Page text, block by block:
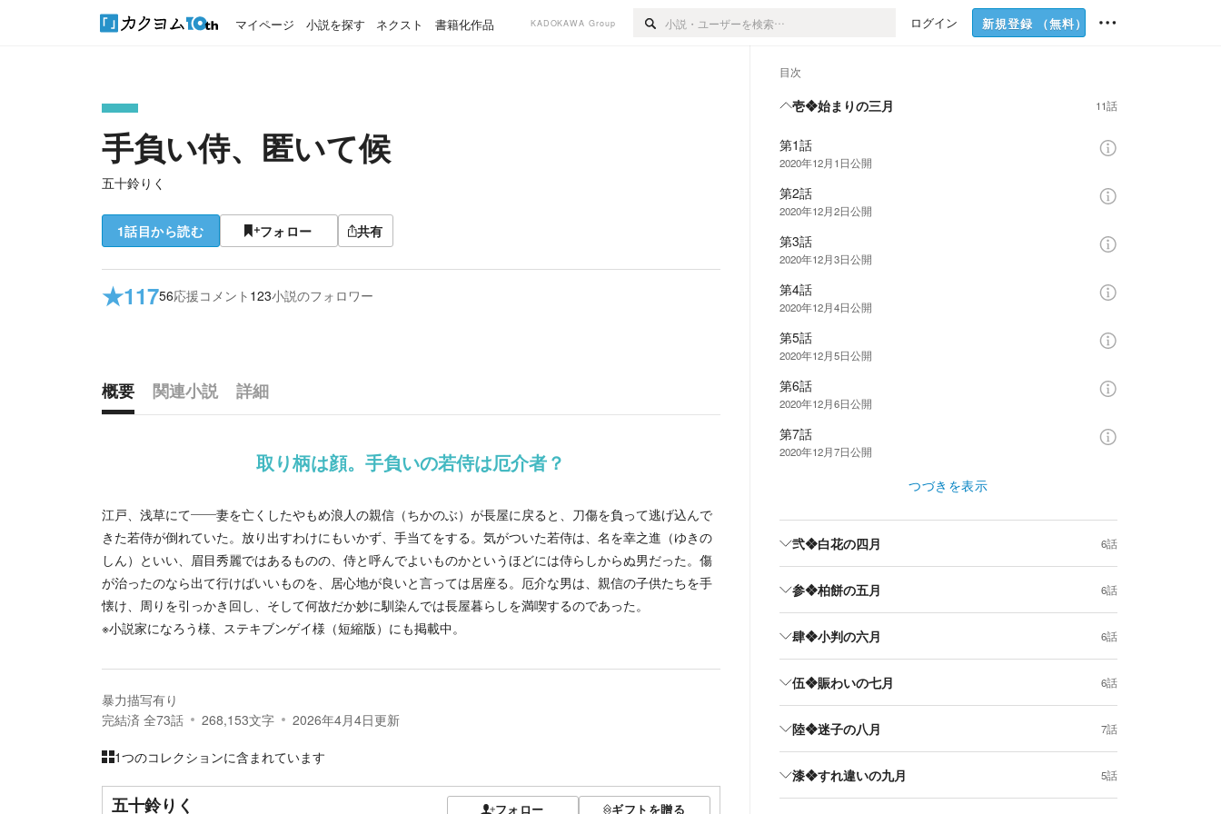
マイページ 小説を探す ネクスト 書籍化作品 KADOKAWA Group ログイン 新規登録 （無料）
手負い侍、匿いて候
五十鈴りく
1話目から読む フォロー 共有
★11756応援コメント 123小説のフォロワー
概要 関連小説
詳細
取り柄は顔。手負いの若侍は厄介者？
江戸、浅草にて――妻を亡くしたやもめ浪人の親信（ちかのぶ）が長屋に戻ると、刀傷を負って逃げ込んで
きた若侍が倒れていた。放り出すわけにもいかず、手当てをする。気がついた若侍は、名を幸之進（ゆきの
しん）といい、眉目秀麗ではあるものの、侍と呼んでよいものかというほどには侍らしからぬ男だった。傷
が治ったのなら出て行けばいいものを、居心地が良いと言っては居座る。厄介な男は、親信の子供たちを手
懐け、周りを引っかき回し、そして何故だか妙に馴染んでは長屋暮らしを満喫するのであった。
※小説家になろう様、ステキブンゲイ様（短縮版）にも掲載中。
暴力描写有り
完結済 全73話 268,153文字 2026年4月4日更新
1つのコレクションに含まれています
五十鈴りく フォロー ギフトを贈る
目次
壱❖始まりの三月 11話
第1話
2020年12月1日公開
第2話
2020年12月2日公開
第3話
2020年12月3日公開
第4話
2020年12月4日公開
第5話
2020年12月5日公開
第6話
2020年12月6日公開
第7話
2020年12月7日公開
つづきを表示
弐❖白花の四月 6話
参❖柏餅の五月 6話
肆❖小判の六月 6話
伍❖賑わいの七月 6話
陸❖迷子の八月 7話
漆❖すれ違いの九月 5話